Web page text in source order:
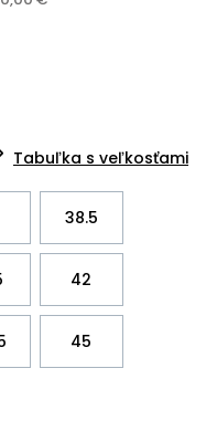
Tabuľka s veľkosťami
38.5
42
45